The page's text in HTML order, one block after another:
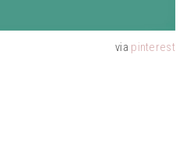
via pinterest